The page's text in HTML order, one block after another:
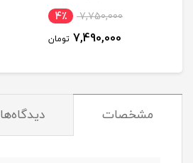
7,750,000 4٪
7,490,000 تومان
مشخصات دیدگاه‌ها